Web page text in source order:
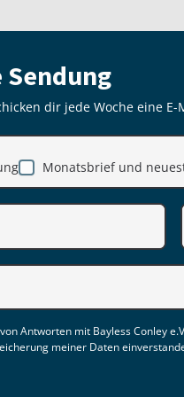
Sendung
dir jede Woche eine
Monatsbrief und
Antworten mit Bayless Conley
meiner Daten